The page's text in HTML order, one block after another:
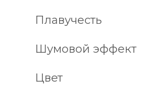
Плавучесть
Шумовой эффект
Цвет